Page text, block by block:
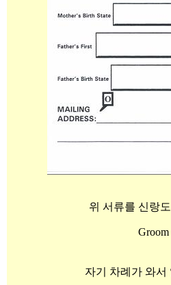
위 서류를 신랑
자기 차례가 와서